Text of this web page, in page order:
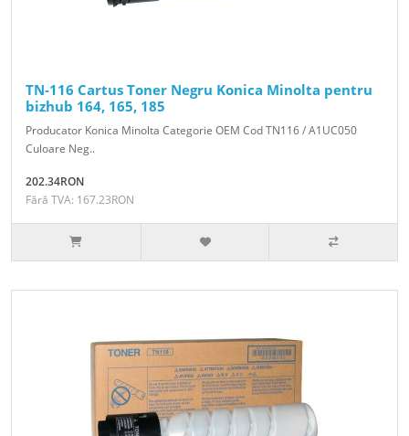
TN-116 Cartus Toner Negru Konica Minolta pentru
bizhub 164, 165, 185
Producator Konica Minolta Categorie OEM Cod TN116 / A1UC050
Culoare Neg..
202.34RON
Fără TVA: 167.23RON